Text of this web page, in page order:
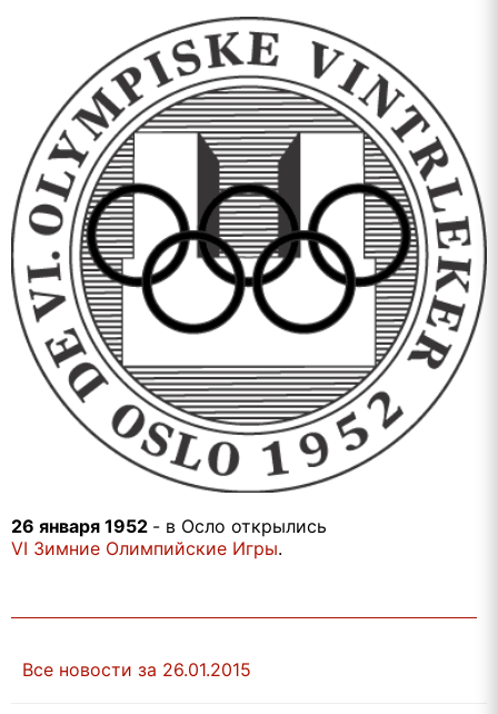
26 января 1952 - в Осло открылись
VI Зимние Олимпийские Игры.
Все новости за 26.01.2015